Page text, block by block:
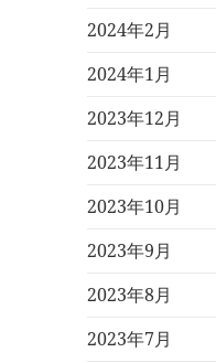
2024年2月
2024年1月
2023年12月
2023年11月
2023年10月
2023年9月
2023年8月
2023年7月